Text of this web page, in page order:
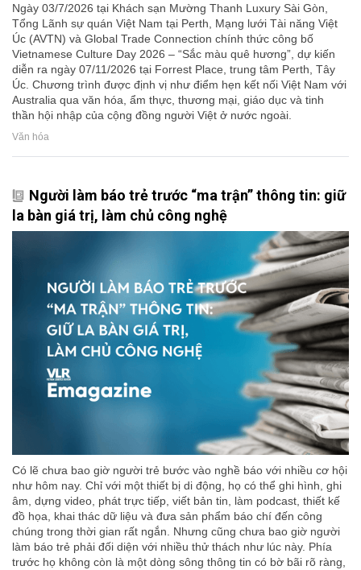
Ngày 03/7/2026 tại Khách sạn Mường Thanh Luxury Sài Gòn,
Tổng Lãnh sự quán Việt Nam tại Perth, Mạng lưới Tài năng Việt
Úc (AVTN) và Global Trade Connection chính thức công bố
Vietnamese Culture Day 2026 – “Sắc màu quê hương”, dự kiến
diễn ra ngày 07/11/2026 tại Forrest Place, trung tâm Perth, Tây
Úc. Chương trình được định vị như điểm hẹn kết nối Việt Nam với
Australia qua văn hóa, ẩm thực, thương mại, giáo dục và tinh
thần hội nhập của cộng đồng người Việt ở nước ngoài.
Văn hóa
Người làm báo trẻ trước “ma trận” thông tin: giữ
la bàn giá trị, làm chủ công nghệ
Có lẽ chưa bao giờ người trẻ bước vào nghề báo với nhiều cơ hội
như hôm nay. Chỉ với một thiết bị di động, họ có thể ghi hình, ghi
âm, dựng video, phát trực tiếp, viết bản tin, làm podcast, thiết kế
đồ họa, khai thác dữ liệu và đưa sản phẩm báo chí đến công
chúng trong thời gian rất ngắn. Nhưng cũng chưa bao giờ người
làm báo trẻ phải đối diện với nhiều thử thách như lúc này. Phía
trước họ không còn là một dòng sông thông tin có bờ bãi rõ ràng,